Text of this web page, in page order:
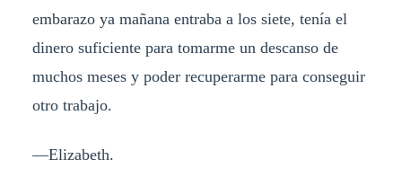
embarazo ya mañana entraba a los siete, tenía el
dinero suficiente para tomarme un descanso de
muchos meses y poder recuperarme para conseguir
otro trabajo.
—Elizabeth.